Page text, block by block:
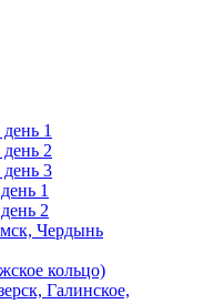
1
2
3
1
2
Чердынь
кольцо)
Галинское,